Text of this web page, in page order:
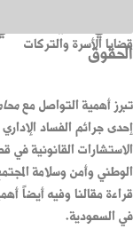
قضايا الأسرة والتركات
محامي قضايا فساد
الحقوق
تبرز أهمية التواصل مع
إحدى جرائم الفساد
الاستشارات القانونية في
الوطني وأمن وسلامة
قراءة مقالنا وفيه أيضاً
في السعودية.